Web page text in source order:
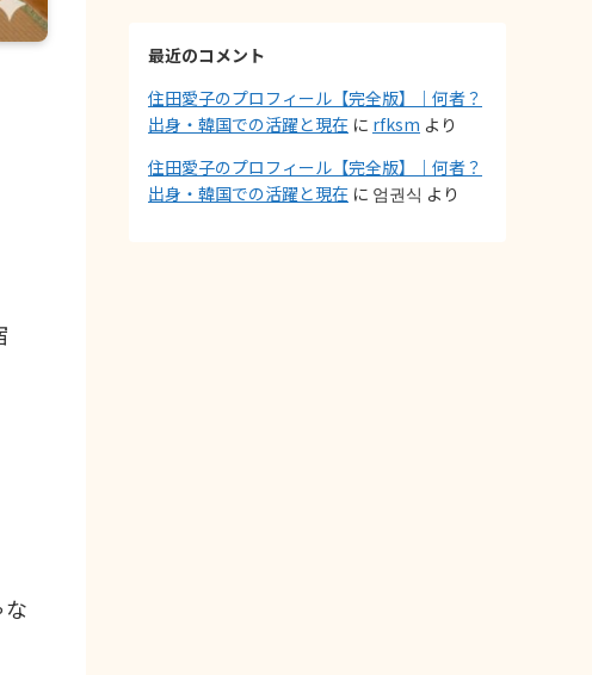
最近のコメント
住田愛子のプロフィール【完全版】｜何者？
出身・韓国での活躍と現在 に rfksm より
住田愛子のプロフィール【完全版】｜何者？
出身・韓国での活躍と現在 に 엄권식 より